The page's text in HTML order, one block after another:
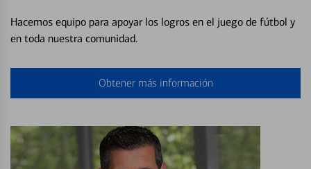
Hacemos equipo para apoyar los logros en el juego de fútbol y
en toda nuestra comunidad.
Obtener más información